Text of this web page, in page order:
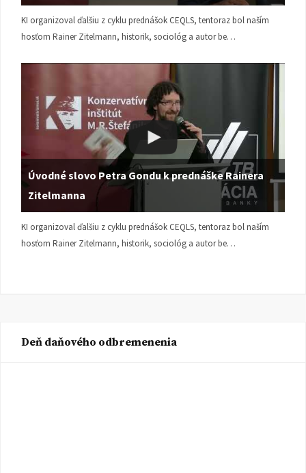
KI organizoval ďalšiu z cyklu prednášok CEQLS, tentoraz bol naším
hosťom Rainer Zitelmann, historik, sociológ a autor be…
Úvodné slovo Petra Gondu k prednáške Rainera
Zitelmanna
KI organizoval ďalšiu z cyklu prednášok CEQLS, tentoraz bol naším
hosťom Rainer Zitelmann, historik, sociológ a autor be…
Deň daňového odbremenenia